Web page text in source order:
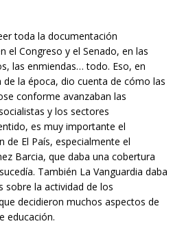
toda la documentación
el Congreso y el Senado, en las
las enmiendas… todo. Eso, en
la época, dio cuenta de cómo las
conforme avanzaban las
y los sectores
es muy importante el
de El País, especialmente el
Barcia, que daba una cobertura
También La Vanguardia daba
sobre la actividad de los
decidieron muchos aspectos de
educación.